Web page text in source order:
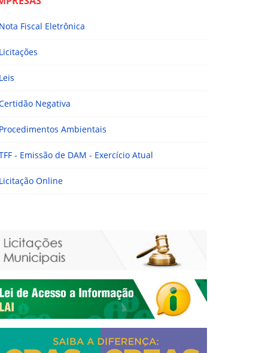
Fiscal Eletrônica
Negativa
Ambientais
- Emissão de DAM - Exercício Atual
Online